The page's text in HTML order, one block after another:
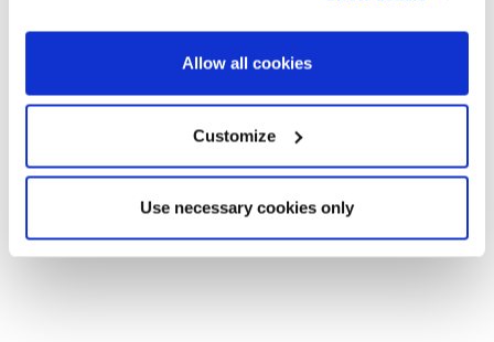
Allow all cookies
Customize
Use necessary cookies only